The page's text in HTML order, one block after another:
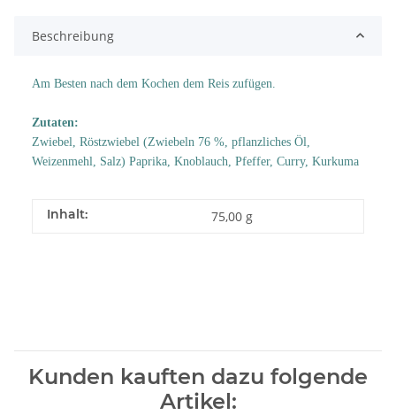
Beschreibung
Am Besten nach dem Kochen dem Reis zufügen.
Zutaten:
Zwiebel, Röstzwiebel (Zwiebeln 76 %, pflanzliches Öl,
Weizenmehl, Salz) Paprika, Knoblauch, Pfeffer, Curry, Kurkuma
Inhalt: 75,00 g
Kunden kauften dazu folgende
Artikel: